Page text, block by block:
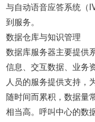
与自动语音应答系统（
到服务。
数据仓库与知识管理
数据库服务器主要提供
信息、交互数据、业务
人员的服务提供支持，
随时间而累积，数据量
相当高。呼叫中心的数